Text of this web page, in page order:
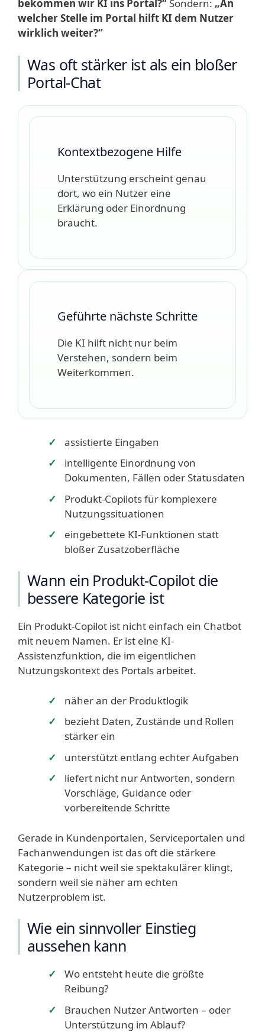
bekommen wir KI ins Portal?“ Sondern: „An
welcher Stelle im Portal hilft KI dem Nutzer
wirklich weiter?“
Was oft stärker ist als ein bloßer
Portal-Chat
Kontextbezogene Hilfe
Unterstützung erscheint genau
dort, wo ein Nutzer eine
Erklärung oder Einordnung
braucht.
Geführte nächste Schritte
Die KI hilft nicht nur beim
Verstehen, sondern beim
Weiterkommen.
assistierte Eingaben
intelligente Einordnung von
Dokumenten, Fällen oder Statusdaten
Produkt-Copilots für komplexere
Nutzungssituationen
eingebettete KI-Funktionen statt
bloßer Zusatzoberfläche
Wann ein Produkt-Copilot die
bessere Kategorie ist
Ein Produkt-Copilot ist nicht einfach ein Chatbot
mit neuem Namen. Er ist eine KI-
Assistenzfunktion, die im eigentlichen
Nutzungskontext des Portals arbeitet.
näher an der Produktlogik
bezieht Daten, Zustände und Rollen
stärker ein
unterstützt entlang echter Aufgaben
liefert nicht nur Antworten, sondern
Vorschläge, Guidance oder
vorbereitende Schritte
Gerade in Kundenportalen, Serviceportalen und
Fachanwendungen ist das oft die stärkere
Kategorie – nicht weil sie spektakulärer klingt,
sondern weil sie näher am echten
Nutzerproblem ist.
Wie ein sinnvoller Einstieg
aussehen kann
Wo entsteht heute die größte
Reibung?
Brauchen Nutzer Antworten – oder
Unterstützung im Ablauf?